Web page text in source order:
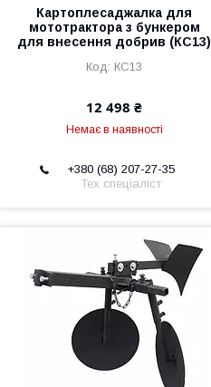
Картоплесаджалка для
мототрактора з бункером
для внесення добрив (КС13)
КС13
12 498 ₴
Немає в наявності
+380 (68) 207-27-35
Тех спеціаліст